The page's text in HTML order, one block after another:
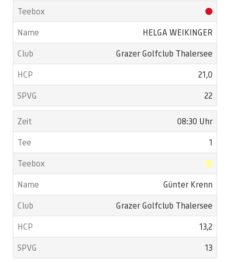
HELGA WEIKINGER
Grazer Golfclub Thalersee
21,0
22
08:30 Uhr
1
Günter Krenn
Grazer Golfclub Thalersee
13,2
13